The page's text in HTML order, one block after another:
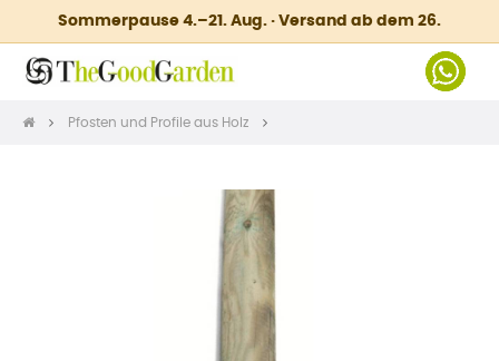
Sommerpause 4.–21. Aug. · Versand ab dem 26.
Pfosten und Profile aus Holz